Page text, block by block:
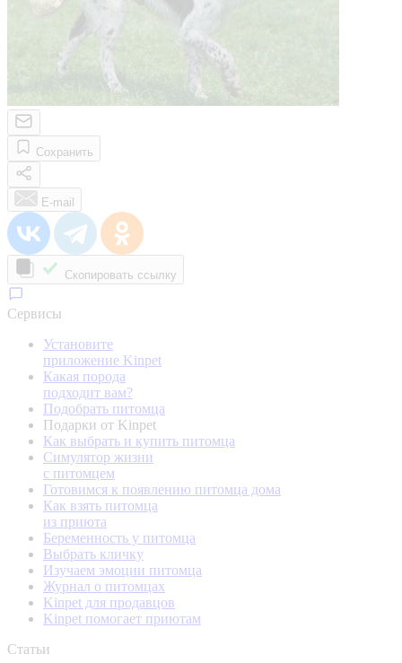
Сохранить
E-mail
Скопировать ссылку
Сервисы
Установите
приложение Kinpet
Какая порода
подходит вам?
Подобрать питомца
Подарки от Kinpet
Как выбрать и купить питомца
Симулятор жизни
с питомцем
Готовимся к появлению питомца дома
Как взять питомца
из приюта
Беременность у питомца
Выбрать кличку
Изучаем эмоции питомца
Журнал о питомцах
Kinpet для продавцов
Kinpet помогает приютам
Статьи